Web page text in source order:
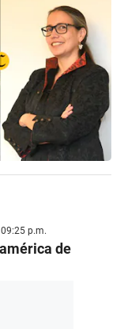
p.m.
de